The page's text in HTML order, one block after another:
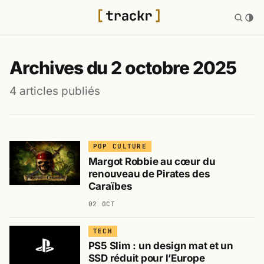
Archives du 2 octobre 2025
4 articles publiés
POP CULTURE
Margot Robbie au cœur du
renouveau de Pirates des
Caraïbes
02 OCT
TECH
PS5 Slim : un design mat et un
SSD réduit pour l’Europe